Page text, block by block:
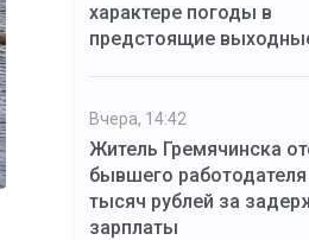
характере погоды в
предстоящие
Вчера, 14:42
Житель Гремячинска
бывшего работодателя
тысяч рублей за
зарплаты